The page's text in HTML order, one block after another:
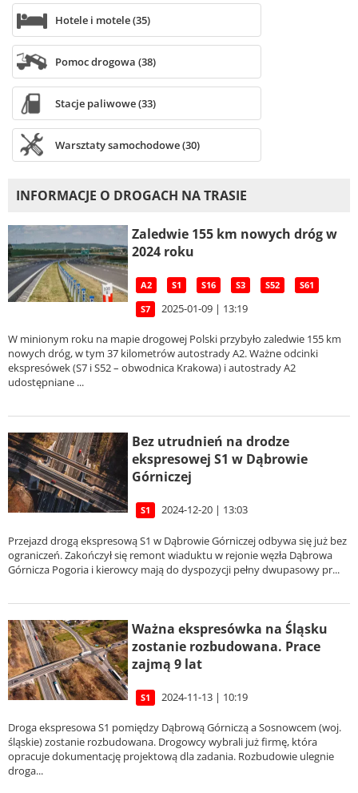
Hotele i motele (35)
Pomoc drogowa (38)
Stacje paliwowe (33)
Warsztaty samochodowe (30)
INFORMACJE O DROGACH NA TRASIE
Zaledwie 155 km nowych dróg w
2024 roku
A2 S1 S16 S3 S52 S61
S7 2025-01-09 | 13:19
W minionym roku na mapie drogowej Polski przybyło zaledwie 155 km
nowych dróg, w tym 37 kilometrów autostrady A2. Ważne odcinki
ekspresówek (S7 i S52 – obwodnica Krakowa) i autostrady A2
udostępniane ...
Bez utrudnień na drodze
ekspresowej S1 w Dąbrowie
Górniczej
S1 2024-12-20 | 13:03
Przejazd drogą ekspresową S1 w Dąbrowie Górniczej odbywa się już bez
ograniczeń. Zakończył się remont wiaduktu w rejonie węzła Dąbrowa
Górnicza Pogoria i kierowcy mają do dyspozycji pełny dwupasowy pr...
Ważna ekspresówka na Śląsku
zostanie rozbudowana. Prace
zajmą 9 lat
S1 2024-11-13 | 10:19
Droga ekspresowa S1 pomiędzy Dąbrową Górniczą a Sosnowcem (woj.
śląskie) zostanie rozbudowana. Drogowcy wybrali już firmę, która
opracuje dokumentację projektową dla zadania. Rozbudowie ulegnie
droga...